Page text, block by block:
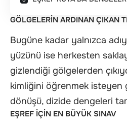
GÖLGELERİN ARDINAN ÇIKAN
Bugüne kadar yalnızca
yüzünü ise herkesten
gizlendiği gölgelerden
kimliğini öğrenmek isteyen
dönüşü, dizide dengeleri
EŞREF İÇİN EN BÜYÜK SINAV